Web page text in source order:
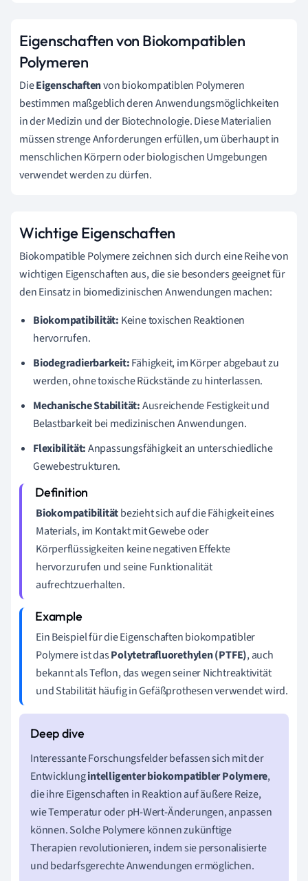
Eigenschaften von Biokompatiblen
Polymeren
DieEigenschaftenvon biokompatiblen Polymeren
bestimmen maßgeblich deren Anwendungsmöglichkeiten
in der Medizin und der Biotechnologie. Diese Materialien
müssen strenge Anforderungen erfüllen, um überhaupt in
menschlichen Körpern oder biologischen Umgebungen
verwendet werden zu dürfen.
Wichtige Eigenschaften
Biokompatible Polymere zeichnen sich durch eine Reihe von
wichtigen Eigenschaften aus, die sie besonders geeignet für
den Einsatz in biomedizinischen Anwendungen machen:
Biokompatibilität: Keine toxischen Reaktionen
hervorrufen.
Biodegradierbarkeit:Fähigkeit, im Körper abgebaut zu
werden, ohne toxische Rückstände zu hinterlassen.
Mechanische Stabilität:Ausreichende Festigkeit und
Belastbarkeit bei medizinischen Anwendungen.
Flexibilität:Anpassungsfähigkeit an unterschiedliche
Gewebestrukturen.
Biokompatibilitätbezieht sich auf die Fähigkeit eines
Materials, im Kontakt mit Gewebe oder
Körperflüssigkeiten keine negativen Effekte
hervorzurufen und seine Funktionalität
aufrechtzuerhalten.
Ein Beispiel für die Eigenschaften biokompatibler
Polymere ist dasPolytetrafluorethylen (PTFE), auch
bekannt als Teflon, das wegen seiner Nichtreaktivität
und Stabilität häufig in Gefäßprothesen verwendet wird.
Interessante Forschungsfelder befassen sich mit der
Entwicklungintelligenter biokompatibler Polymere,
die ihre Eigenschaften in Reaktion auf äußere Reize,
wie Temperatur oder pH-Wert-Änderungen, anpassen
können. Solche Polymere können zukünftige
Therapien revolutionieren, indem sie personalisierte
und bedarfsgerechte Anwendungen ermöglichen.